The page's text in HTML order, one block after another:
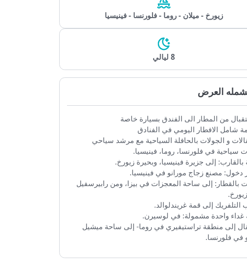
زيورخ - ميلان - روما - فلورنسا - فينيسيا
8 ليالي
العرض
من المطار الى الفندق بسيارة خاصة
شامل الافطار اليومي في الفنادق
و الجولات بالحافلة السياحية مع مرشد سياحي
في فلورنسا، روما، فينيسيا.
إلى جزيرة فينيسيا، وبحيرة زيورخ.
مصنع زجاج مورانو في فينيسيا.
إلى ساحة المعجزات في بيزا، ومن رابيرسفيل
إلى قمة غريندلوالد.
إلى منطقة تراستيفيري في روما- إلى ساحة ميشيل